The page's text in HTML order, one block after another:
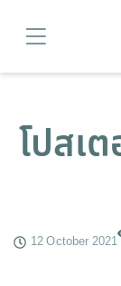
โปสเ
12 October 2021